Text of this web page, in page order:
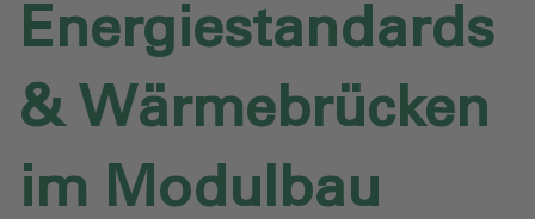
Energiestandards
& Wärmebrücken
im Modulbau‎